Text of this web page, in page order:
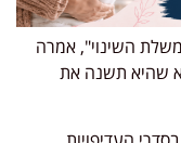
השינוי", אמרה
שהיא תשנה את